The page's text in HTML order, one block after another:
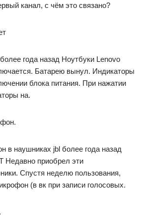
канал, с чём это связано?
года назад Ноутбуки Lenovo
Батарею вынул. Индикаторы
блока питания. При нажатии
на.
в наушниках jbl более года назад
Недавно приобрел эти
Спустя неделю пользования,
(в вк при записи голосовых.